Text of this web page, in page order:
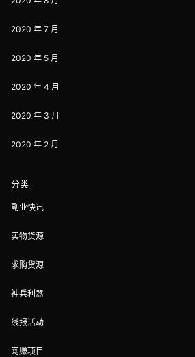
2020 年 7 月
2020 年 5 月
2020 年 4 月
2020 年 3 月
2020 年 2 月
分类
副业快讯
实物货源
求购货源
神兵利器
线报活动
网赚项目